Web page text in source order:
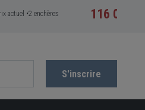
actuel •2 enchères 116 000 €